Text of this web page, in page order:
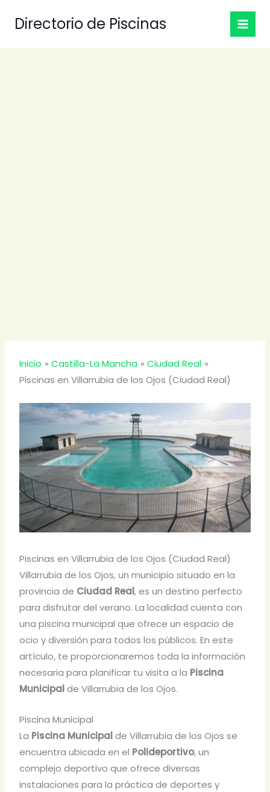
Directorio de Piscinas
Inicio Castilla-La Mancha
Ciudad Real
Piscinas en Villarrubia de los Ojos (Ciudad Real)
Piscinas en Villarrubia de los Ojos (Ciudad Real)
Villarrubia de los Ojos, un municipio situado en la
provincia de Ciudad Real, es un destino perfecto
para disfrutar del verano. La localidad cuenta con
una piscina municipal que ofrece un espacio de
ocio y diversión para todos los públicos. En este
artículo, te proporcionaremos toda la información
necesaria para planificar tu visita a la Piscina
Municipalde Villarrubia de los Ojos.
Piscina Municipal
La Piscina Municipalde Villarrubia de los Ojos se
encuentra ubicada en el Polideportivo, un
complejo deportivo que ofrece diversas
instalaciones para la práctica de deportes y